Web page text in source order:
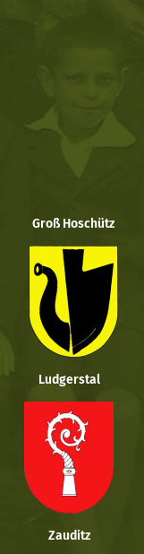
Groß Hoschütz
Ludgerstal
Zauditz